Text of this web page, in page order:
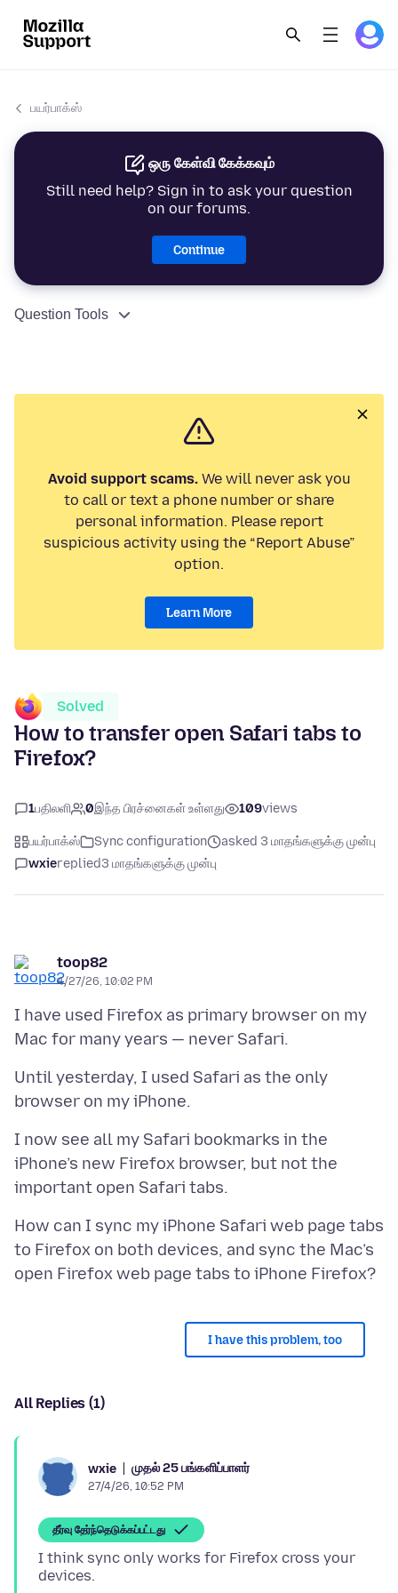
பயர்பாக்ஸ்
ஒரு கேள்வி கேக்கவும்
Still need help? Sign in to ask your question
on our forums.
Continue
Question Tools
Avoid support scams.We will never ask you
to call or text a phone number or share
personal information. Please report
suspicious activity using the “Report Abuse”
option.
Learn More
Solved
How to transfer open Safari tabs to
Firefox?
1பதிலளி 0இந்த பிரச்னைகள் உள்ளது 109views
பயர்பாக்ஸ் Sync configuration
asked 3 மாதங்களுக்கு முன்பு
wxiereplied3 மாதங்களுக்கு முன்பு
toop82
4/27/26, 10:02 PM
I have used Firefox as primary browser on my
Until yesterday, I used Safari as the only
I now see all my Safari bookmarks in the
iPhone’s new Firefox browser, but not the
How can I sync my iPhone Safari web page tabs
to Firefox on both devices, and sync the Mac’s
I have this problem, too
All Replies (1)
wxie முதல் 25 பங்களிப்பாளர்
27/4/26, 10:52 PM
தீர்வு தேர்ந்தெடுக்கப்பட்டது
I think sync only works for Firefox cross your